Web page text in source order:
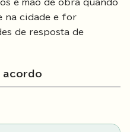
e mão de obra quando
na cidade e for
de resposta de
acordo